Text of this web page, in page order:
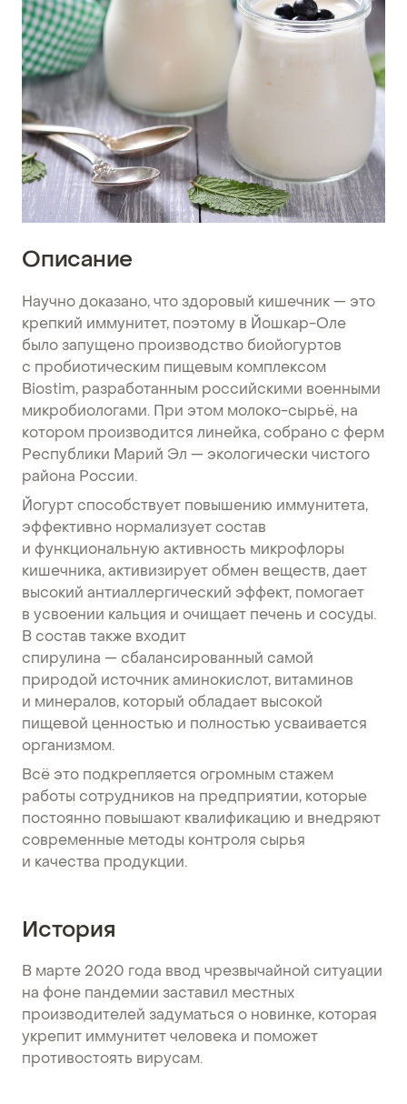
Описание
Научно доказано, что здоровый кишечник — это
крепкий иммунитет, поэтому в Йошкар-Оле
было запущено производство биойогуртов
с пробиотическим пищевым комплексом
Biostim, разработанным российскими военными
микробиологами. При этом молоко-сырьё, на
котором производится линейка, собрано с ферм
Республики Марий Эл — экологически чистого
района России.
Йогурт способствует повышению иммунитета,
эффективно нормализует состав
и функциональную активность микрофлоры
кишечника, активизирует обмен веществ, дает
высокий антиаллергический эффект, помогает
в усвоении кальция и очищает печень и сосуды.
В состав также входит
спирулина — сбалансированный самой
природой источник аминокислот, витаминов
и минералов, который обладает высокой
пищевой ценностью и полностью усваивается
организмом.
Всё это подкрепляется огромным стажем
работы сотрудников на предприятии, которые
постоянно повышают квалификацию и внедряют
современные методы контроля сырья
и качества продукции.
История
В марте 2020 года ввод чрезвычайной ситуации
на фоне пандемии заставил местных
производителей задуматься о новинке, которая
укрепит иммунитет человека и поможет
противостоять вирусам.